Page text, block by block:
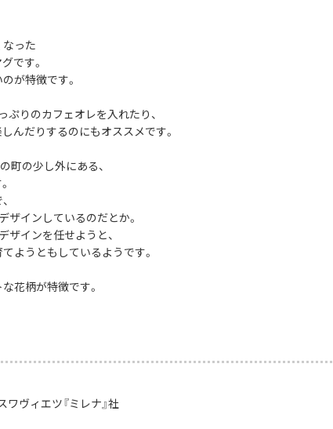
った
です。
が特徴です。
ぷりのカフェオレを入れたり、
んだりするのにもオススメです。
町の少し外にある、
ザインしているのだとか。
ザインを任せようと、
ようともしているようです。
花柄が特徴です。
ヴィエツ『ミレナ』社